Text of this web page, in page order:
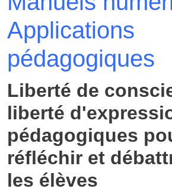
Applications
pédagogiques
Liberté de
liberté
pédagogiques
réfléchir et
les élèves